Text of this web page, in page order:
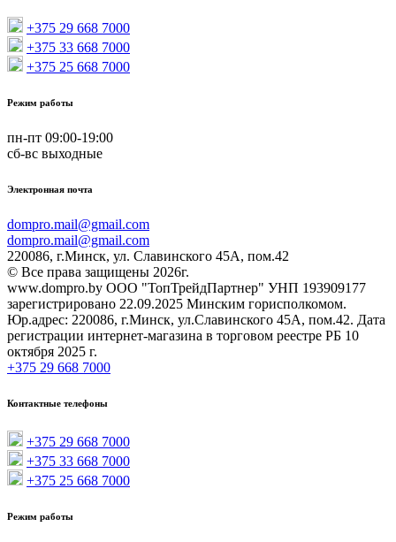
+375 29 668 7000
+375 33 668 7000
+375 25 668 7000
Режим работы
пн-пт 09:00-19:00
сб-вс выходные
Электронная почта
dompro.mail@gmail.com
dompro.mail@gmail.com
220086, г.Минск, ул. Славинского 45А, пом.42
© Все права защищены 2026г.
www.dompro.by ООО "ТопТрейдПартнер" УНП 193909177
зарегистрировано 22.09.2025 Минским горисполкомом.
Юр.адрес: 220086, г.Минск, ул.Славинского 45А, пом.42. Дата
регистрации интернет-магазина в торговом реестре РБ 10
октября 2025 г.
+375 29 668 7000
Контактные телефоны
+375 29 668 7000
+375 33 668 7000
+375 25 668 7000
Режим работы